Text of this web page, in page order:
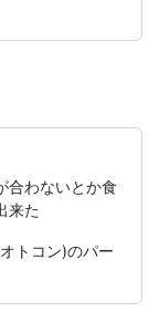
合わないとか食
来た
トコン)のパー